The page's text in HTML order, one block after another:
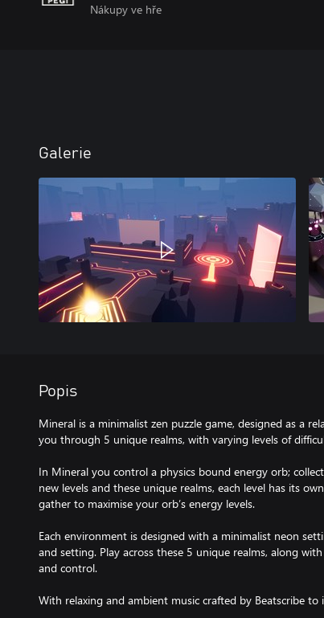
Nákupy ve hře
Galerie
Popis
Mineral is a minimalist zen puzzle game, designed as a
you through 5 unique realms, with varying levels of
In Mineral you control a physics bound energy orb;
new levels and these unique realms, each level has its
gather to maximise your orb’s energy levels.
Each environment is designed with a minimalist neon
and setting. Play across these 5 unique realms, along
and control.
With relaxing and ambient music crafted by Beatscribe